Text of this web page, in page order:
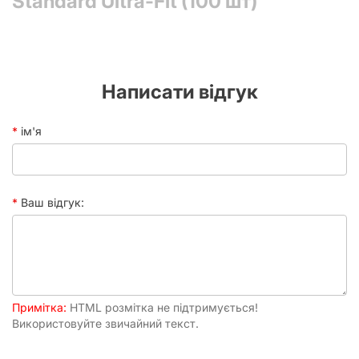
який швидко завоював прихильність настільної спільноти
завдяки високим стандартам якості, що не поступаються
Fit, ви отримуєте низку беззаперечних переваг:
спроектовані так, щоб максимально точно
повторювати контури карт розміром 80 x 120 мм.
Жодних зайвих широких країв чи бовтання карти
Легкість тасування: Завдяки спеціальній текстурі
поверхні, карти не злипаються між собою, що
Написати відгук
ім'я
Ваш відгук:
Примітка: HTML розмітка не підтримується!
Використовуйте звичайний текст.